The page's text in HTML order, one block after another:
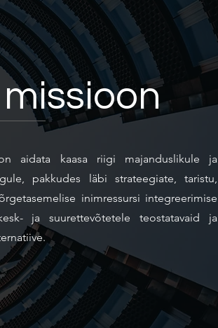
aidata kaasa riigi majanduslikule ja
pakkudes läbi strateegiate, taristu,
inimressursi integreerimise
ja suurettevõtetele teostatavaid ja